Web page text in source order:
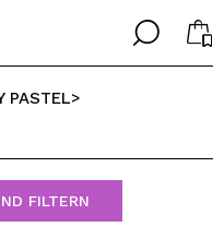
╳
habe ein Konto
╳
PASTEL>
FILTERN